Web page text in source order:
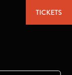
TICKETS